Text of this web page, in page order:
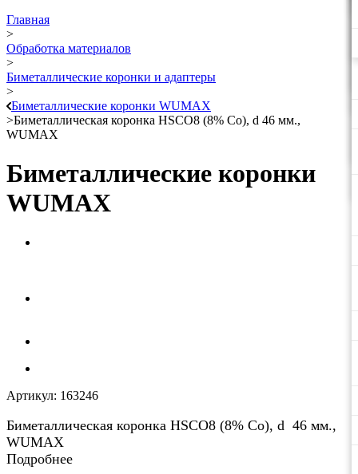
Главная
>
Обработка материалов
>
Биметаллические коронки и адаптеры
>
Биметаллические коронки WUMAX
>Биметаллическая коронка HSCO8 (8% Co), d 46 мм.,
WUMAX
Биметаллические коронки
WUMAX
Артикул: 163246
Биметаллическая коронка HSCO8 (8% Co), d 46 мм.,
WUMAX
Подробнее